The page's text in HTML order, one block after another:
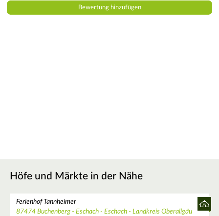
Höfe und Märkte in der Nähe
Ferienhof Tannheimer
87474 Buchenberg - Eschach - Eschach - Landkreis Oberallgäu